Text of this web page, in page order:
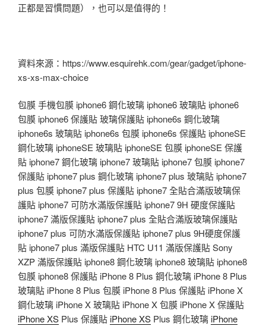
正都是習慣問題），也可以是值得的！
資料來源：https://www.esquirehk.com/gear/gadget/iphone-
xs-xs-max-choice
包膜 手機包膜 iphone6 鋼化玻璃 iphone6 玻璃貼 iphone6
包膜 iphone6 保護貼 玻璃保護貼 iphone6s 鋼化玻璃
iphone6s 玻璃貼 iphone6s 包膜 iphone6s 保護貼 iphoneSE
鋼化玻璃 iphoneSE 玻璃貼 iphoneSE 包膜 iphoneSE 保護
貼 iphone7 鋼化玻璃 iphone7 玻璃貼 iphone7 包膜 iphone7
保護貼 iphone7 plus 鋼化玻璃 iphone7 plus 玻璃貼 iphone7
plus 包膜 iphone7 plus 保護貼 iphone7 全貼合滿版玻璃保
護貼 iphone7 可防水滿版保護貼 iphone7 9H 硬度保護貼
iphone7 滿版保護貼 iphone7 plus 全貼合滿版玻璃保護貼
iphone7 plus 可防水滿版保護貼 iphone7 plus 9H硬度保護
貼 iphone7 plus 滿版保護貼 HTC U11 滿版保護貼 Sony
XZP 滿版保護貼 iphone8 鋼化玻璃 iphone8 玻璃貼 iphone8
包膜 iphone8 保護貼 iPhone 8 Plus 鋼化玻璃 iPhone 8 Plus
玻璃貼 iPhone 8 Plus 包膜 iPhone 8 Plus 保護貼 iPhone X
鋼化玻璃 iPhone X 玻璃貼 iPhone X 包膜 iPhone X 保護貼
iPhone XS Plus 保護貼iPhone XS Plus 鋼化玻璃iPhone